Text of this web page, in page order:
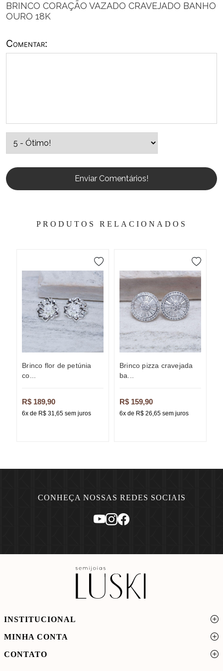
BRINCO CORAÇÃO VAZADO CRAVEJADO BANHO
OURO 18K
Comentar:
Enviar Comentários!
PRODUTOS RELACIONADOS
brinco flor de petúnia
co...
R$ 189,90
6x de R$ 31,65 sem juros
brinco pizza cravejada
ba...
R$ 159,90
6x de R$ 26,65 sem juros
CONHEÇA NOSSAS REDES SOCIAIS
INSTITUCIONAL
MINHA CONTA
CONTATO